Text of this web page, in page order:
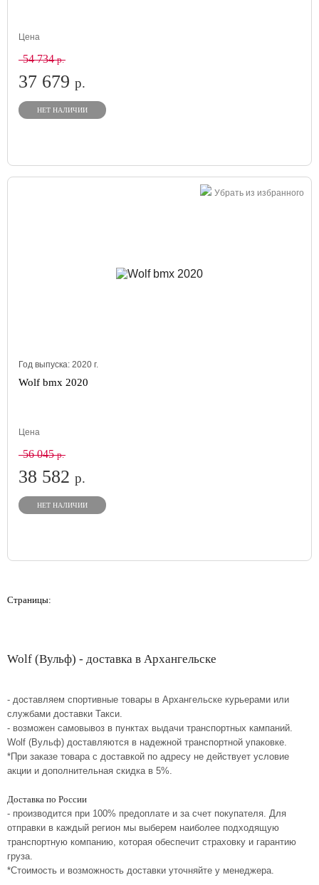
Цена
54 734р.
37 679 р.
НЕТ НАЛИЧИИ
Убрать из избранного
Год выпуска: 2020 г.
Wolf bmx 2020
Цена
56 045р.
38 582 р.
НЕТ НАЛИЧИИ
Страницы:
Wolf (Вульф) - доставка в Архангельске
- доставляем спортивные товары в Архангельске курьерами или
службами доставки Такси.
- возможен самовывоз в пунктах выдачи транспортных кампаний.
Wolf (Вульф) доставляются в надежной транспортной упаковке.
*При заказе товара с доставкой по адресу не действует условие
акции и дополнительная скидка в 5%.
Доставка по России
- производится при 100% предоплате и за счет покупателя. Для
отправки в каждый регион мы выберем наиболее подходящую
транспортную компанию, которая обеспечит страховку и гарантию
груза.
*Стоимость и возможность доставки уточняйте у менеджера.